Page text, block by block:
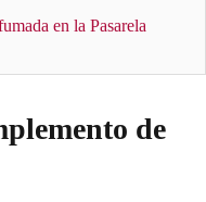
en la Pasarela
de